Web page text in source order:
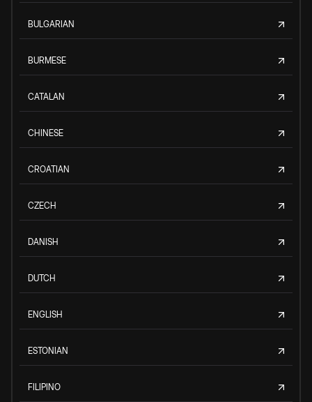
BULGARIAN
BURMESE
CATALAN
CHINESE
CROATIAN
CZECH
DANISH
DUTCH
ENGLISH
ESTONIAN
FILIPINO